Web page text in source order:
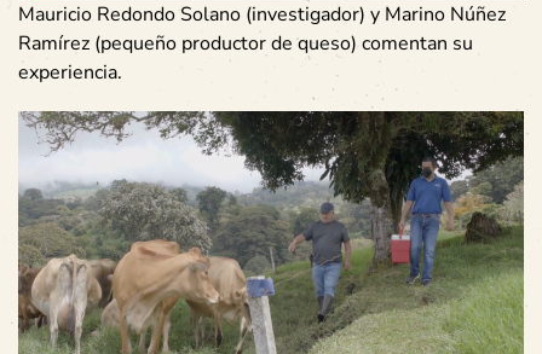
Mauricio Redondo Solano (investigador) y Marino Núñez
Ramírez (pequeño productor de queso) comentan su
experiencia.